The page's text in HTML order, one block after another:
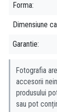
Forma
Dimensiune
Garantie
Fotografia
accesorii
produsului
sau pot